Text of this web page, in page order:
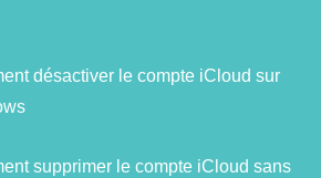
désactiver le compte iCloud sur
supprimer le compte iCloud sans